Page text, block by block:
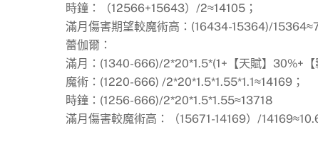
時鐘：（12566+15643）/2≈14105；
滿月傷害期望較魔術高：(16434-15364)/
蕾伽爾：
滿月：(1340-666)/2*20*1.5*(1+【天賦】30%+【
魔術：(1220-666) /2*20*1.5*1.55*1.1≈14169；
時鐘：(1256-666)/2*20*1.5*1.55≈13718
滿月傷害較魔術高：（15671-14169）/